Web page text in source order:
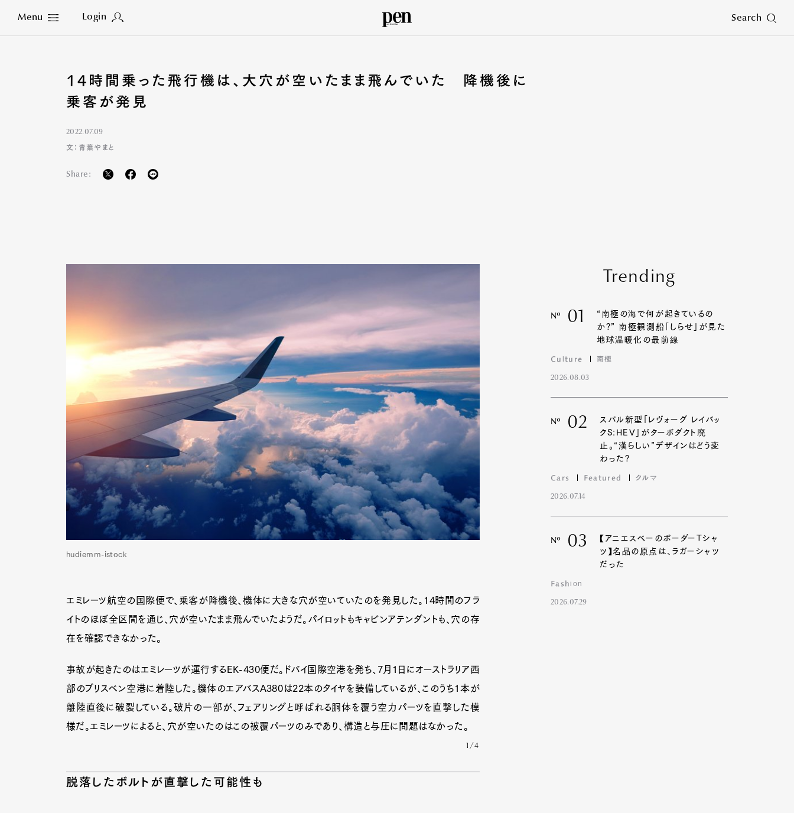
Menu Login Search
Close
14時間乗った飛行機は、大穴が空いたまま飛んでいた 降機後に
乗客が発見
2022.07.09
文：青葉やまと
Share:
hudiemm-istock
エミレーツ航空の国際便で、乗客が降機後、機体に大きな穴が空いていたのを発見した。14時間のフラ
イトのほぼ全区間を通じ、穴が空いたまま飛んでいたようだ。パイロットもキャビンアテンダントも、穴の存
在を確認できなかった。
事故が起きたのはエミレーツが運行するEK-430便だ。ドバイ国際空港を発ち、7月1日にオーストラリア西
部のブリスベン空港に着陸した。機体のエアバスA380は22本のタイヤを装備しているが、このうち1本が
離陸直後に破裂している。破片の一部が、フェアリングと呼ばれる胴体を覆う空力パーツを直撃した模
様だ。エミレーツによると、穴が空いたのはこの被覆パーツのみであり、構造と与圧に問題はなかった。
1/4
脱落したボルトが直撃した可能性も
Trending
Nº 01
“南極の海で何が起きているの
か?” 南極観測船「しらせ」が見た
地球温暖化の最前線
Culture 南極
2026.08.03
Nº 02
スバル新型「レヴォーグ レイバッ
クS:HEV」がターボダクト廃
止。“漢らしい”デザインはどう変
わった?
Cars Featured クルマ
2026.07.14
Nº 03
【アニエスベーのボーダーTシャ
ツ】名品の原点は、ラガーシャツ
だった
Fashion
2026.07.29